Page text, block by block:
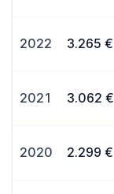
2022 3.265 €
2021 3.062 €
2020 2.299 €